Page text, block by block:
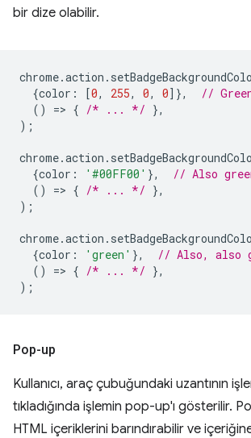
bir dize olabilir.
chrome.action .
{color : [0, 255, 0, 0]},
//
()
=> { /* ... */ },
);
chrome.action .
{color : '#00FF00' },
// Also
()
=> { /* ... */ },
);
chrome.action .
{color : 'green' },
// Also, also
()
=> { /* ... */ },
);
Pop-up
Kullanıcı, araç çubuğundaki uzantının
tıkladığında işlemin pop-up'ı gösterilir.
HTML içeriklerini barındırabilir ve